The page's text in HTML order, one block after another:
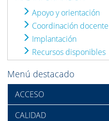
Apoyo y orientación
Coordinación docente
Implantación
Recursos disponibles
Menú destacado
ACCESO
CALIDAD